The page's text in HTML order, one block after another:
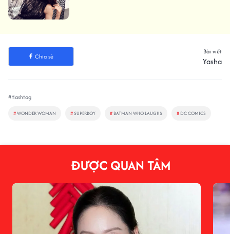
Chia sẻ
Bài viết
Yasha
#Hashtag
#WONDER WOMAN #SUPERBOY # BATMAN WHO LAUGHS # DC COMICS
ĐƯỢC QUAN TÂM